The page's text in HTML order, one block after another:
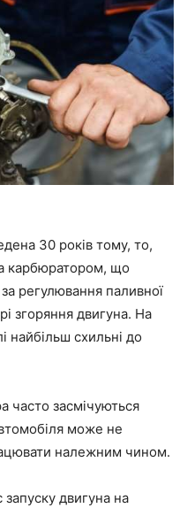
30 років тому, то,
карбюратором, що
регулювання паливної
згоряння двигуна. На
найбільш схильні до
часто засмічуються
може не
належним чином.
двигуна на